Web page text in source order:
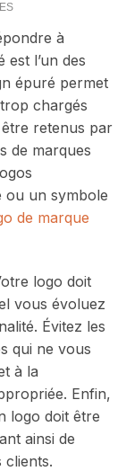
à
est l’un des
épuré permet
chargés
retenus par
de marques
ou un symbole
de marque
logo doit
vous évoluez
Évitez les
qui ne vous
à la
Enfin,
logo doit être
ainsi de
clients.